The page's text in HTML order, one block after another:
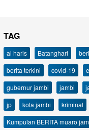
TAG
al haris Batanghari
berita terkini
covid-19
gubernur jambi
jambi
jp
kota jambi kriminal
Kumpulan BERITA muaro